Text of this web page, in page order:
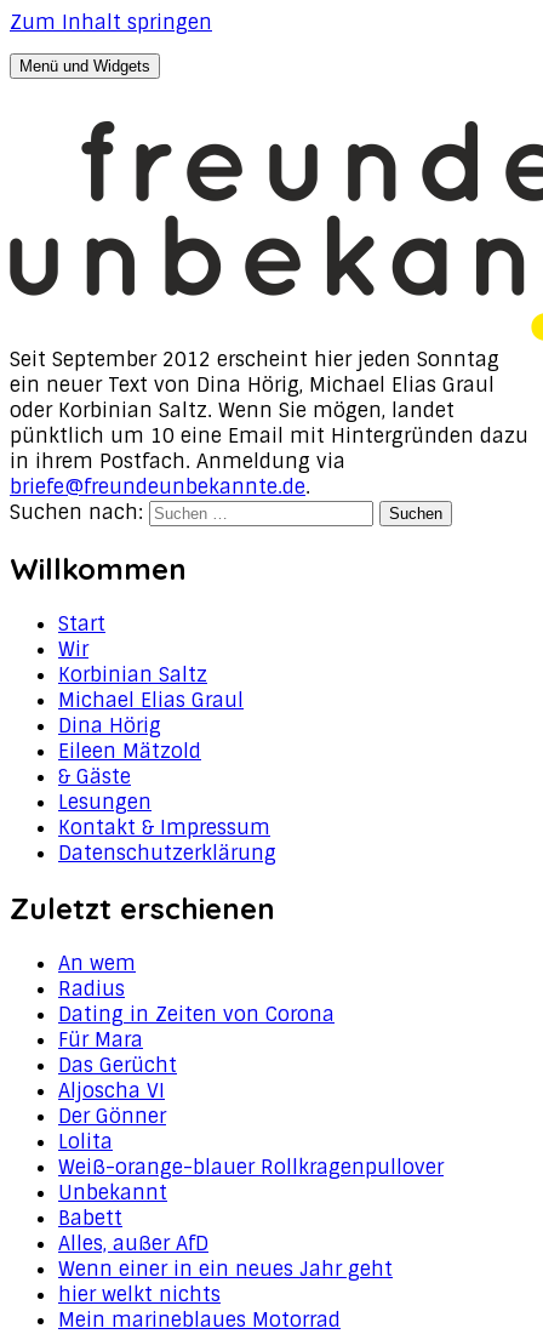
Zum Inhalt springen
freunde, unbekannte
Texte von Dina Hörig, Michael Elias Graul & Korbinian
Menü und Widgets
Seit September 2012 erscheint hier jeden Sonntag
ein neuer Text von Dina Hörig, Michael Elias Graul
oder Korbinian Saltz. Wenn Sie mögen, landet
pünktlich um 10 eine Email mit Hintergründen dazu
in ihrem Postfach. Anmeldung via
briefe@freundeunbekannte.de.
Suchen nach:
Willkommen
Start
Wir
Korbinian Saltz
Michael Elias Graul
Dina Hörig
Eileen Mätzold
& Gäste
Lesungen
Kontakt & Impressum
Datenschutzerklärung
Zuletzt erschienen
An wem
Radius
Dating in Zeiten von Corona
Für Mara
Das Gerücht
Aljoscha VI
Der Gönner
Lolita
Weiß-orange-blauer Rollkragenpullover
Unbekannt
Babett
Alles, außer AfD
Wenn einer in ein neues Jahr geht
hier welkt nichts
Mein marineblaues Motorrad